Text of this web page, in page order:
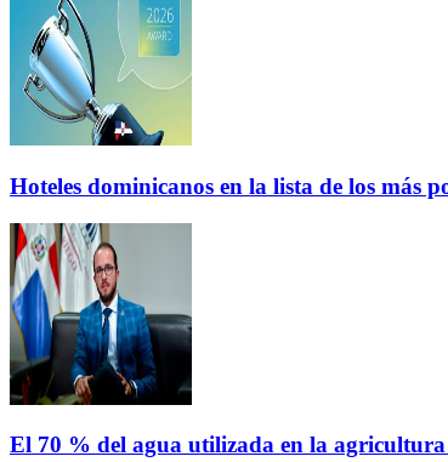
Hoteles dominicanos en la lista de los más
El 70 % del agua utilizada en la